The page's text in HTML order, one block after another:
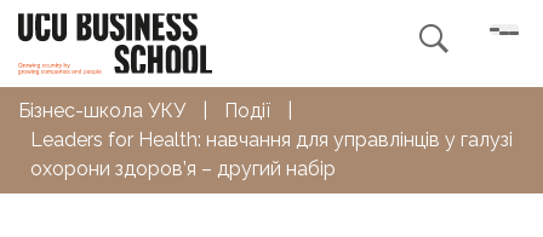

Бізнес-школа УКУ Події
Leaders for Health: навчання для управлінців у галузі
охорони здоров’я – другий набір